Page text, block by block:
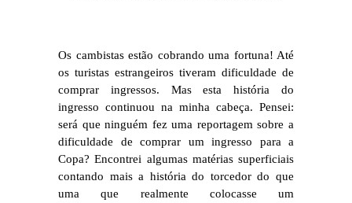
Os cambistas estão cobrando uma fortuna! Até
os turistas estrangeiros tiveram dificuldade de
comprar ingressos. Mas esta história do
ingresso continuou na minha cabeça. Pensei:
será que ninguém fez uma reportagem sobre a
dificuldade de comprar um ingresso para a
Copa? Encontrei algumas matérias superficiais
contando mais a história do torcedor do que
uma que realmente colocasse um